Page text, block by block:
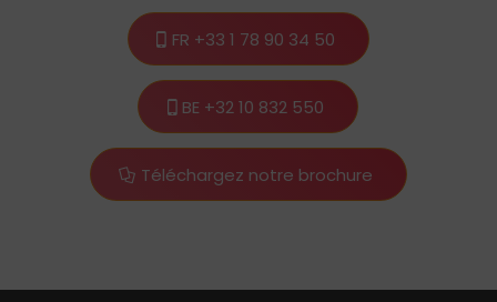
FR +33 1 78 90 34 50
BE +32 10 832 550
Téléchargez notre brochure